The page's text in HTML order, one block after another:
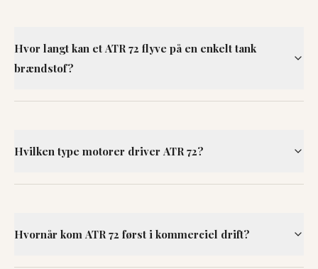
Hvor langt kan et ATR 72 flyve på en enkelt tank
brændstof?
Hvilken type motorer driver ATR 72?
Hvornår kom ATR 72 først i kommerciel drift?